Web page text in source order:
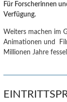
Für Forscherinnen
Verfügung.
Weiters machen im
Animationen und
Millionen Jahre